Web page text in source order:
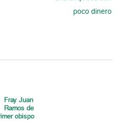
poco dinero
Fray Juan
Ramos de
obispo